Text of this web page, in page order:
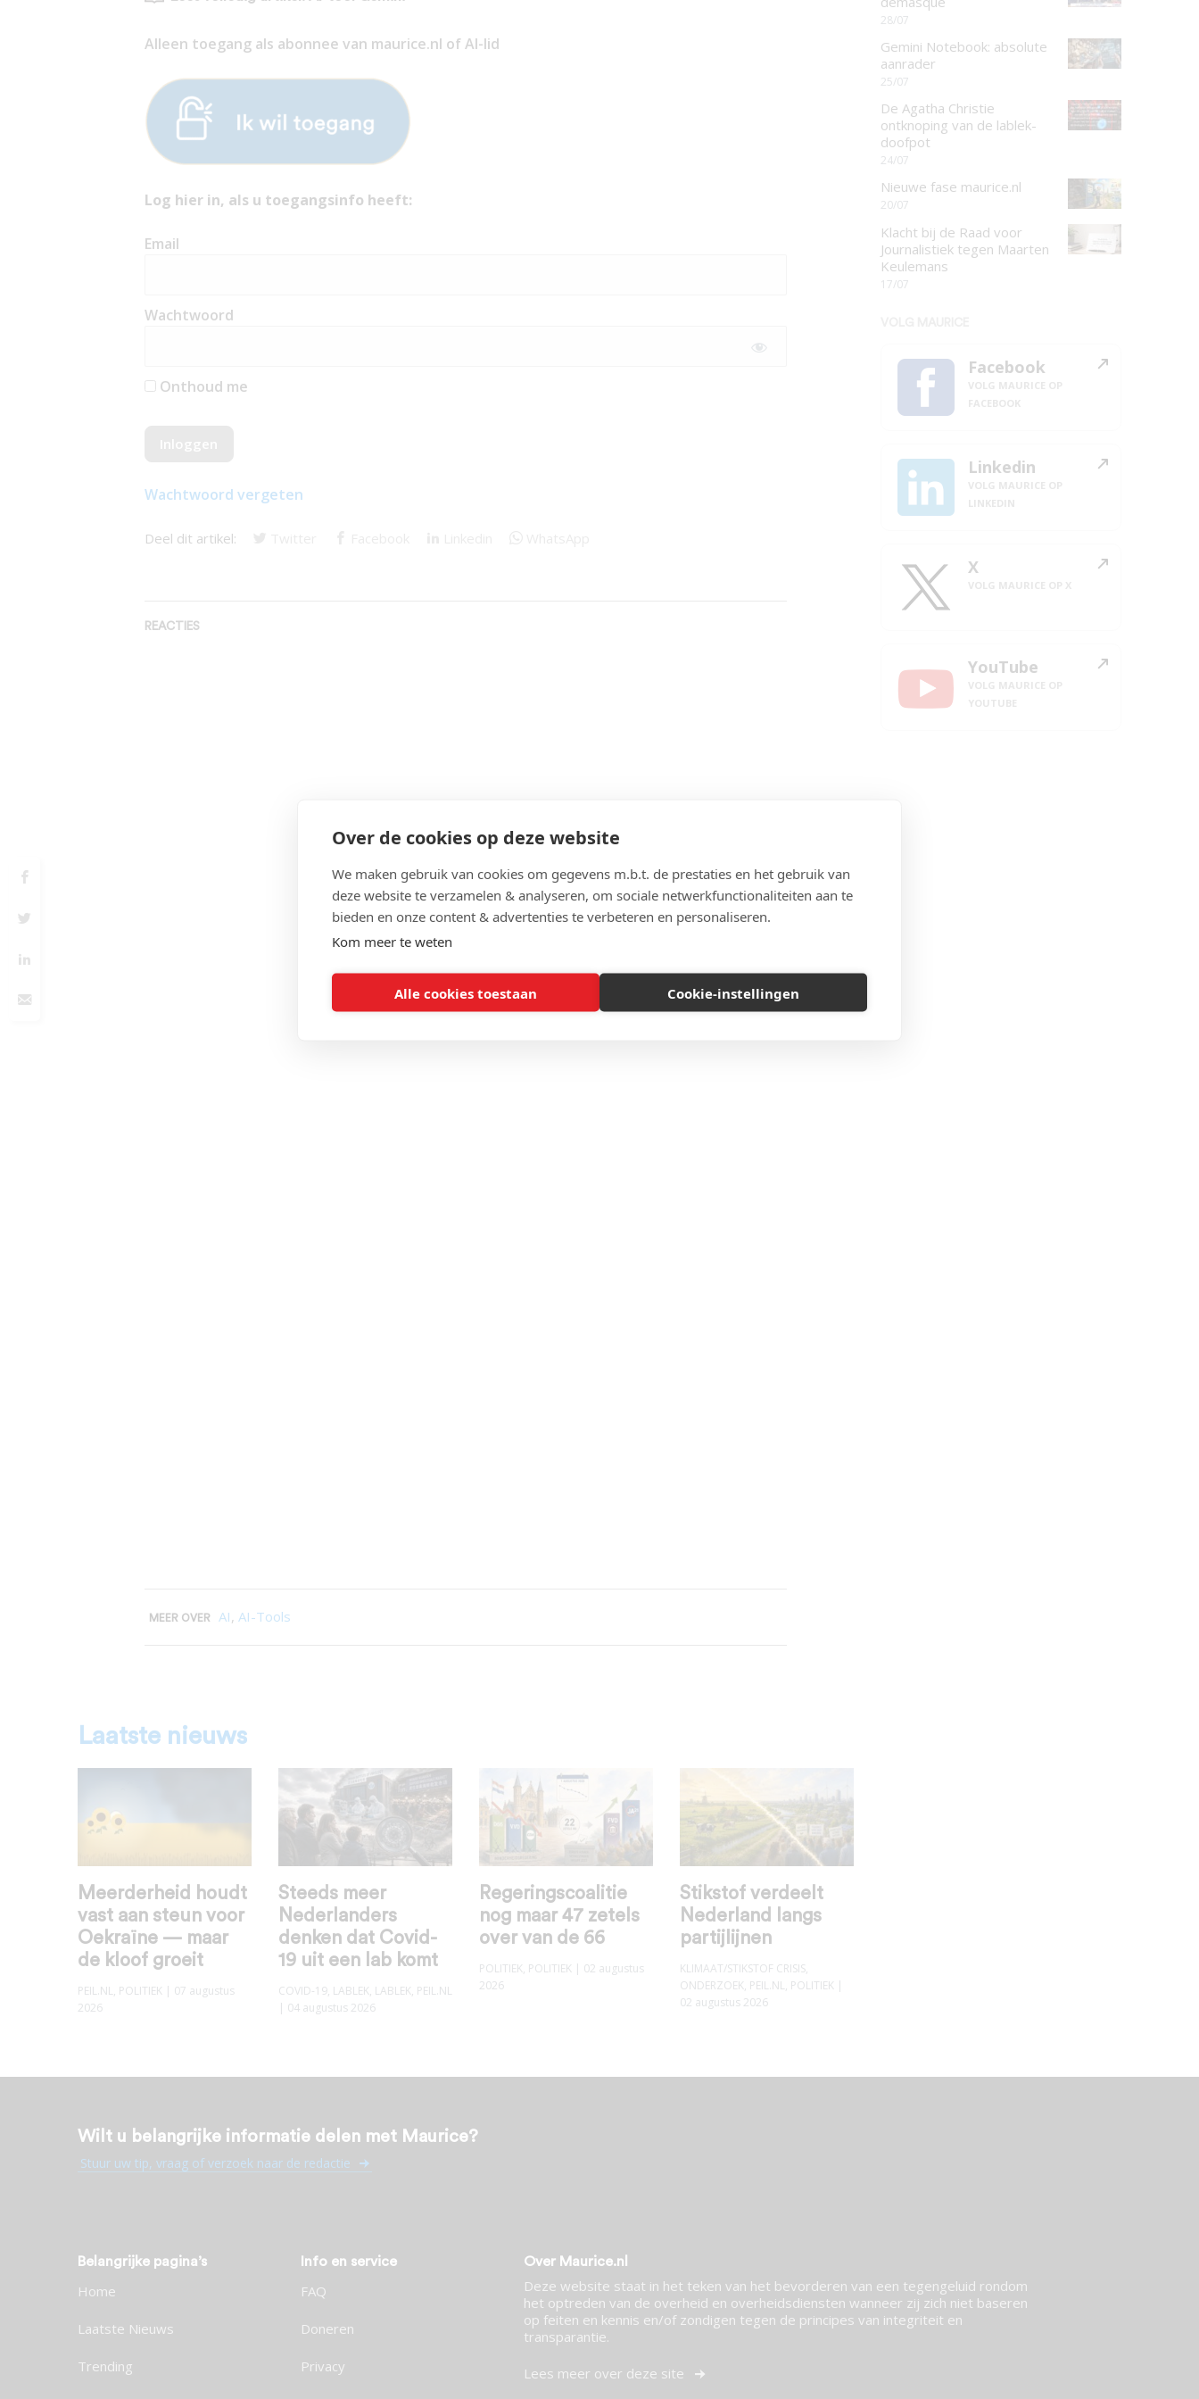
Over de cookies op deze website
We maken gebruik van cookies om gegevens m.b.t. de prestaties en het gebruik van
deze website te verzamelen & analyseren, om sociale netwerkfunctionaliteiten aan te
bieden en onze content & advertenties te verbeteren en personaliseren.
Kom meer te weten
Alle cookies toestaan Cookie-instellingen
Alleen toegang als abonnee van maurice.nl of AI-lid
Log hier in, als u toegangsinfo heeft:
Email
Wachtwoord
Onthoud me
Wachtwoord vergeten
Deel dit artikel:
REACTIES
MEER OVER AI, AI-Tools
Laatste nieuws
Meerderheid houdt
vast aan steun voor
Oekraïne — maar
de kloof groeit
PEIL.NL, POLITIEK | 07 augustus
2026
Steeds meer
Nederlanders
denken dat Covid-
19 uit een lab komt
COVID-19, LABLEK, LABLEK, PEIL.NL
| 04 augustus 2026
Regeringscoalitie
nog maar 47 zetels
over van de 66
POLITIEK, POLITIEK | 02 augustus
2026
Stikstof verdeelt
Nederland langs
partijlijnen
KLIMAAT/STIKSTOF CRISIS,
ONDERZOEK, PEIL.NL, POLITIEK |
02 augustus 2026
28/07
Gemini Notebook: absolute
aanrader
25/07
De Agatha Christie
ontknoping van de lablek-
doofpot
24/07
Nieuwe fase maurice.nl
20/07
Klacht bij de Raad voor
Journalistiek tegen Maarten
Keulemans
17/07
Facebook
Linkedin
X
YouTube
Wilt u belangrijke informatie delen met Maurice?
Stuur uw tip, vraag of verzoek naar de redactie
Belangrijke pagina’s
Home
Laatste Nieuws
Trending
Info en service
FAQ
Doneren
Privacy
Over Maurice.nl
Deze website staat in het teken van het bevorderen van een tegengeluid rondom
het optreden van de overheid en overheidsdiensten wanneer zij zich niet baseren
op feiten en kennis en/of zondigen tegen de principes van integriteit en
transparantie.
Lees meer over deze site